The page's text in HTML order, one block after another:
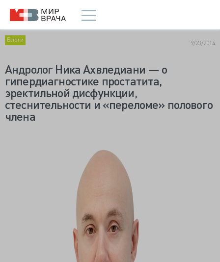
Блоги 9/23/2014
Андролог Ника Ахвледиани — о
гипердиагностике простатита,
эректильной дисфункции,
стеснительности и «переломе» полового
члена